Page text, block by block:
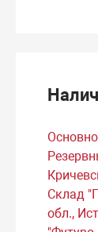
Склад
обл.,